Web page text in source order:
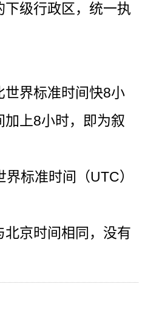
下级行政区，统一执
世界标准时间快8小
加上8小时，即为叙
标准时间（UTC）
北京时间相同，没有